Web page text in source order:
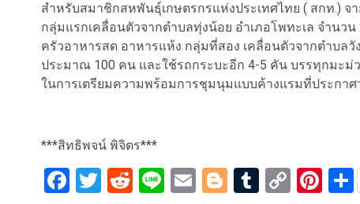
สำหรับสมาชิกสหพันธุ์เกษตรกรแห่งประเทศไทย ( สกท.)
กลุ่มแรกเคลื่อนตัวจากตำบลทุ่งน้อย อำเภอโพทะเล จำนว
ครัวอาหารสด อาหารแห้ง กลุ่มที่สอง เคลื่อนตัวจากตำบล
ประมาณ 100 คน และใช้รถกระบะอีก 4-5 คัน บรรทุกมะม่
ในการเตรียมความพร้อมการชุมนุมแบบค้างแรมที่ประกา
***สิทธิพจน์ พิจิตร***
Facebook
Twitter
Reddit
LineEmailBlogger
Tumblr
Copy